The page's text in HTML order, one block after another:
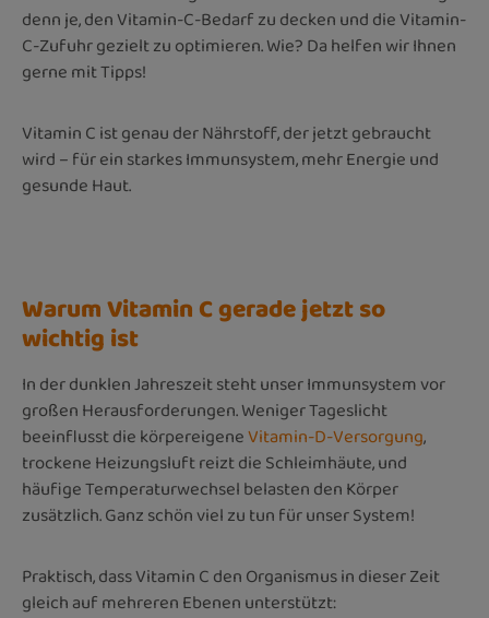
denn je, den Vitamin-C-Bedarf zu decken und die Vitamin-
C-Zufuhr gezielt zu optimieren. Wie? Da helfen wir Ihnen
gerne mit Tipps!
Vitamin C ist genau der Nährstoff, der jetzt gebraucht
wird – für ein starkes Immunsystem, mehr Energie und
gesunde Haut.
Warum Vitamin C gerade jetzt so
wichtig ist
In der dunklen Jahreszeit steht unser Immunsystem vor
großen Herausforderungen. Weniger Tageslicht
beeinflusst die körpereigeneVitamin-D-Versorgung,
trockene Heizungsluft reizt die Schleimhäute, und
häufige Temperaturwechsel belasten den Körper
zusätzlich. Ganz schön viel zu tun für unser System!
Praktisch, dass Vitamin C den Organismus in dieser Zeit
gleich auf mehreren Ebenen unterstützt: